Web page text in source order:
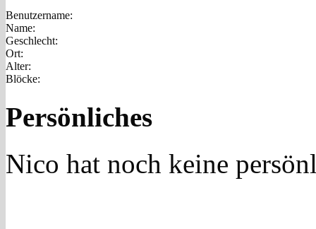
Benutzername:
Name:
Geschlecht:
Ort:
Alter:
Blöcke:
Persönliches
Nico hat noch keine